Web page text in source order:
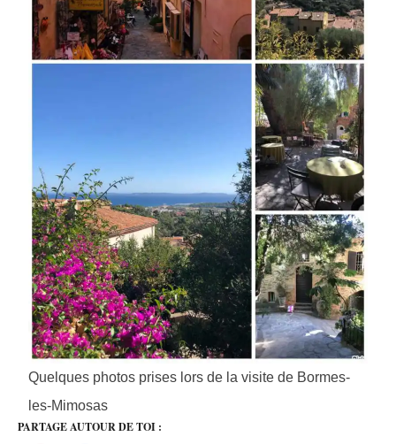
Quelques photos prises lors de la visite de Bormes-
les-Mimosas
PARTAGE AUTOUR DE TOI :